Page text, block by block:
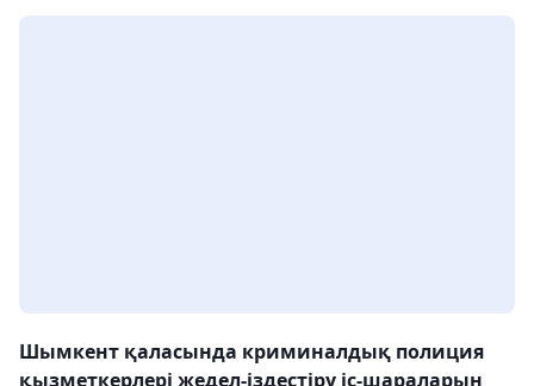
Шымкент қаласында криминалдық полиция
қызметкерлері жедел-іздестіру іс-шараларын